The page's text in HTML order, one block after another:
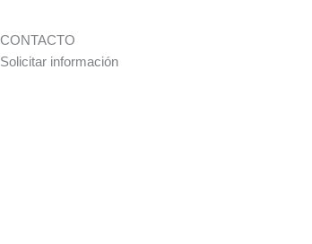
CONTACTO
Solicitar información